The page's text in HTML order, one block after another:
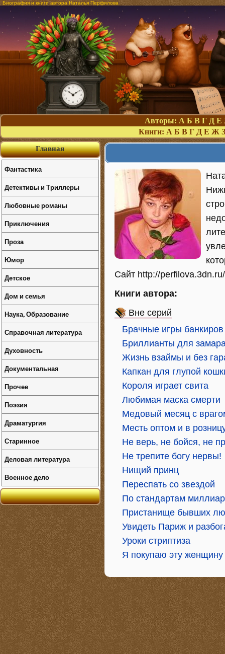
Биография и книги автора Наталья Перфилова
Авторы: А Б В Г Д Е
Книги: А Б В Г Д Е Ж З
Сайт http://perfilova.3dn.ru/
Книги автора:
Вне серий
Брачные игры банкиров
Бриллианты для
Жизнь взаймы и без
Капкан для глупой
Короля играет свита
Любимая маска смерти
Медовый месяц с
Месть оптом и в
Не верь, не бойся, не
Не трепите богу нервы!
Нищий принц
Переспать со звездой
По стандартам
Пристанище бывших
Увидеть Париж и
Уроки стриптиза
Я покупаю эту женщину
Главная
Фантастика
Детективы и Триллеры
Любовные романы
Приключения
Проза
Юмор
Детское
Дом и семья
Наука, Образование
Справочная литература
Духовность
Документальная
Прочее
Поэзия
Драматургия
Старинное
Деловая литература
Военное дело